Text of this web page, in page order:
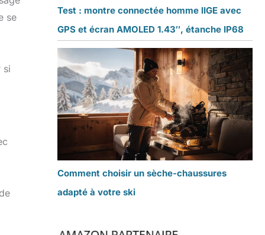
se
si
Test : montre connectée homme lIGE avec
GPS et écran AMOLED 1.43″, étanche IP68
Comment choisir un sèche-chaussures
adapté à votre ski